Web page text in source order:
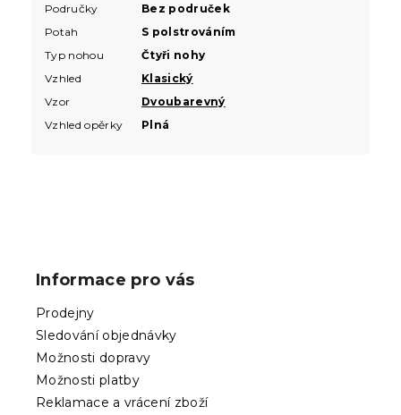
Područky
Bez područek
Potah
S polstrováním
Typ nohou
Čtyři nohy
Vzhled
Klasický
Vzor
Dvoubarevný
Vzhled opěrky
Plná
Informace pro vás
Prodejny
Sledování objednávky
Možnosti dopravy
Možnosti platby
Reklamace a vrácení zboží